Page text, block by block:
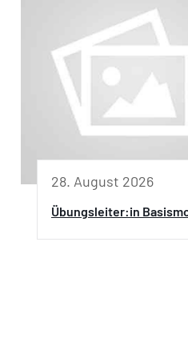
28. August 2026
Übungsleiter:in